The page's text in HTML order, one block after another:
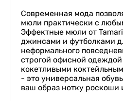
Современная мода
мюли практически с
Эффектные мюли от
джинсами и футболками
неформального
строгой офисной
кокетливыми
- это универсальная
ваш образ нотку роскоши